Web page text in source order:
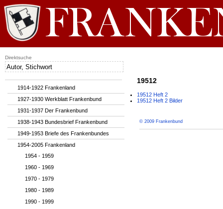
19512
19512 Heft 2
19512 Heft 2 Bilder
© 2009 Frankenbund
1914-1922 Frankenland
1927-1930 Werkblatt Frankenbund
1931-1937 Der Frankenbund
1938-1943 Bundesbrief Frankenbund
1949-1953 Briefe des Frankenbundes
1954-2005 Frankenland
1954 - 1959
1960 - 1969
1970 - 1979
1980 - 1989
1990 - 1999
Direktsuche